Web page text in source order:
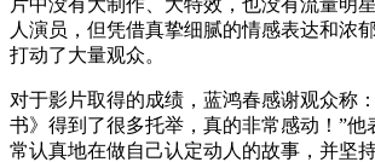
人演员，但凭借真挚细腻的情感表达和浓
打动了大量观众。
对于影片取得的成绩，蓝鸿春感谢观众称
书》得到了很多托举，真的非常感动！”他
常认真地在做自己认定动人的故事，并坚